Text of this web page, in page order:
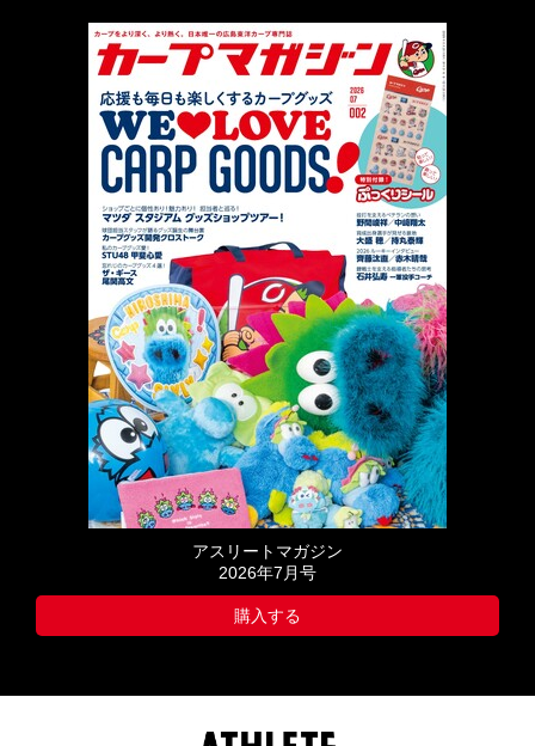
アスリートマガジン
2026年7月号
購入する